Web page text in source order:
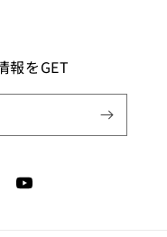
報をGET
YouTube